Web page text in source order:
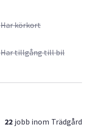
Har körkort
Har tillgång till bil
22 jobb inom Trädgård